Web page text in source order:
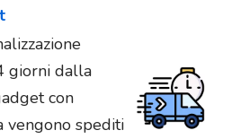
giorni dalla
con
vengono spediti